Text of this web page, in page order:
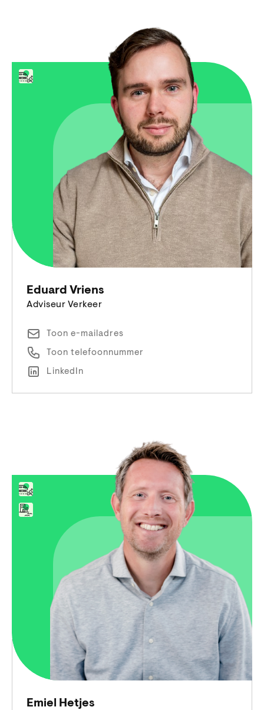
Eduard Vriens
Adviseur Verkeer
Toon e-mailadres
Toon telefoonnummer
LinkedIn
Emiel Hetjes